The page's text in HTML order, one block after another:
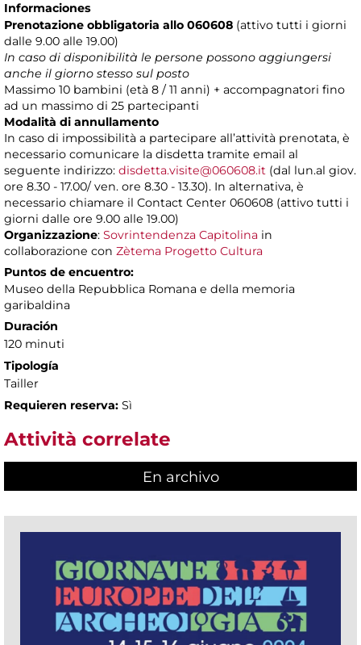
Informaciones
Prenotazione obbligatoria allo 060608 (attivo tutti i giorni
dalle 9.00 alle 19.00)
In caso di disponibilità le persone possono aggiungersi
anche il giorno stesso sul posto
Massimo 10 bambini (età 8 / 11 anni) + accompagnatori fino
ad un massimo di 25 partecipanti
Modalità di annullamento
In caso di impossibilità a partecipare all’attività prenotata, è
necessario comunicare la disdetta tramite email al
seguente indirizzo: disdetta.visite@060608.it (dal lun.al giov.
ore 8.30 - 17.00/ ven. ore 8.30 - 13.30). In alternativa, è
necessario chiamare il Contact Center 060608 (attivo tutti i
giorni dalle ore 9.00 alle 19.00)
Organizzazione: Sovrintendenza Capitolina in
collaborazione con Zètema Progetto Cultura
Puntos de encuentro:
Museo della Repubblica Romana e della memoria
garibaldina
Duración
120 minuti
Tipología
Tailler
Requieren reserva: Sì
Attività correlate
En archivo